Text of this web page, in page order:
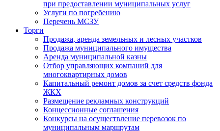
при предоставлении муниципальных услуг
Услуги по погребению
Перечень МСЗУ
Торги
Продажа, аренда земельных и лесных участков
Продажа муниципального имущества
Аренда муниципальной казны
Отбор управляющих компаний для
многоквартирных домов
Капитальный ремонт домов за счет средств фонда
ЖКХ
Размещение рекламных конструкций
Концессионные соглашения
Конкурсы на осуществление перевозок по
муниципальным маршрутам